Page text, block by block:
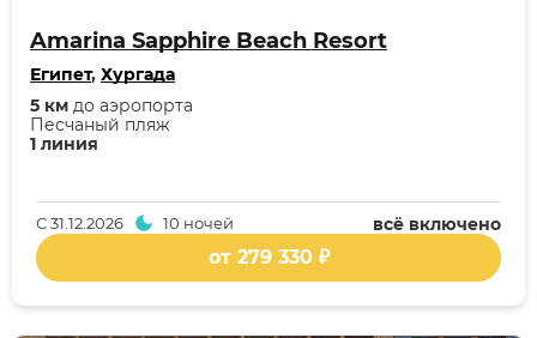
Amarina Sapphire Beach Resort
Египет, Хургада
1 линия
Песчаный пляж
5 км до аэропорта
всё включено
С31.12.2026 10 ночей
от 279 330 ₽